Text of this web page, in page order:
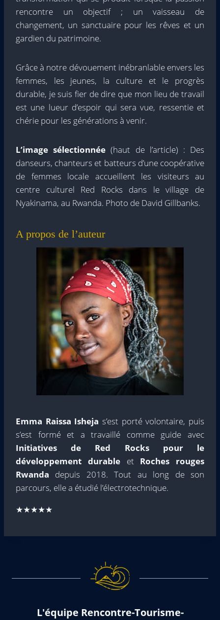
rencontre un objectif ; un vaisseau de
changement, un sanctuaire pour les rêves et un
gardien du patrimoine.
Grâce à notre dévouement inébranlable envers les
femmes, les jeunes, la culture et le progrès
durable, je suis fier de dire que mon lieu de travail
est une lueur d’espoir qui sera vue, ressentie et
chérie pour les générations à venir.
L’image sélectionnée (haut de l’article) : Des
danseurs, chanteurs et batteurs d’une coopérative
de femmes locale accueillent les visiteurs au
centre culturel Red Rocks dans le village de
Nyakinama, au Rwanda. Photo de David Gillbanks.
A propos de l’auteur
Emma Raissa Isheja s’est porté volontaire, puis
s’est formé et a travaillé comme guide avec
Initiatives de Red Rocks pour le
développement durableet Roches rouges
Rwanda depuis 2018. Tout au long de son
parcours, elle a étudié l’électrotechnique.
★★★★★
L'équipe Rencontre-Tourisme-